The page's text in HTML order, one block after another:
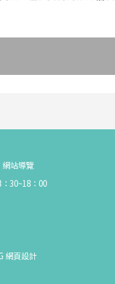
網站導覽
30~18：00
網頁設計